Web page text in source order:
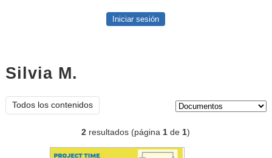
Iniciar sesión
Silvia M.
Todos los contenidos
2 resultados (página1 de1)